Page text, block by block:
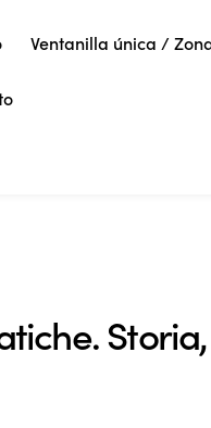
Ventanilla única /